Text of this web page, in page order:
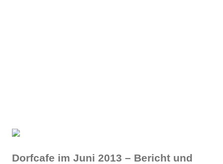
Dorfcafe im Juni 2013 – Bericht und